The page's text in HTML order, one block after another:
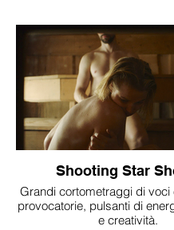
Shooting Star
Grandi cortometraggi di voci
provocatorie, pulsanti di
e creatività.